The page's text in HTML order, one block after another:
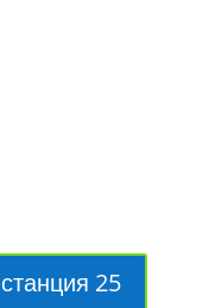
станция 25